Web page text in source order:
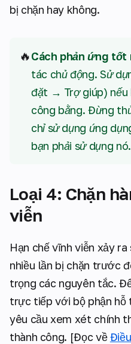
bị chặn hay không.
🔥Cách phản ứng tốt
tác chủ động. Sử
đặt → Trợ giúp) nếu
công bằng. Đừng
chỉ sử dụng ứng
bạn phải sử dụng nó.
Loại 4: Chặn
viễn
Hạn chế vĩnh viễn xảy
nhiều lần bị chặn trước
trọng các nguyên tắc.
trực tiếp với bộ phận
yêu cầu xem xét chính
thành công. [Đọc về